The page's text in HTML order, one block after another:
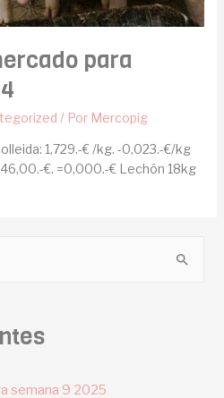
para
/ Por Mercopig
1,729.-€ /kg. -0,023.-€/kg
€. =0,000.-€ Lechón 18kg
semana 9 2025